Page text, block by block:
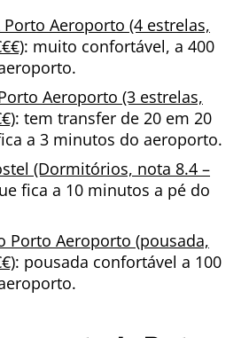
Porto Aeroporto (4 estrelas,
: muito confortável, a 400
Aeroporto (3 estrelas,
: tem transfer de 20 em 20
a 3 minutos do aeroporto.
(Dormitórios, nota 8.4 –
fica a 10 minutos a pé do
Porto Aeroporto (pousada,
: pousada confortável a 100